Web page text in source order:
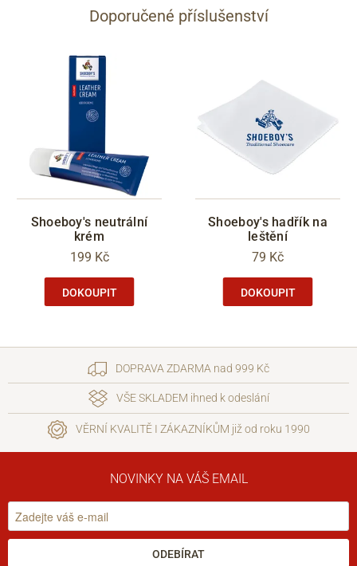
Doporučené příslušenství
Shoeboy's neutrální
krém
199 Kč
DOKOUPIT
Shoeboy's hadřík na
leštění
79 Kč
DOKOUPIT
DOPRAVA ZDARMA nad 999 Kč
VŠE SKLADEM ihned k odeslání
VĚRNÍ KVALITĚ I ZÁKAZNÍKŮM již od roku 1990
NOVINKY NA VÁŠ EMAIL
ODEBÍRAT